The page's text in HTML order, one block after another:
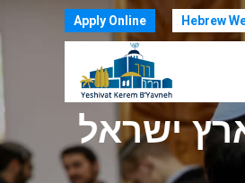
Apply Online Hebrew
ישראל